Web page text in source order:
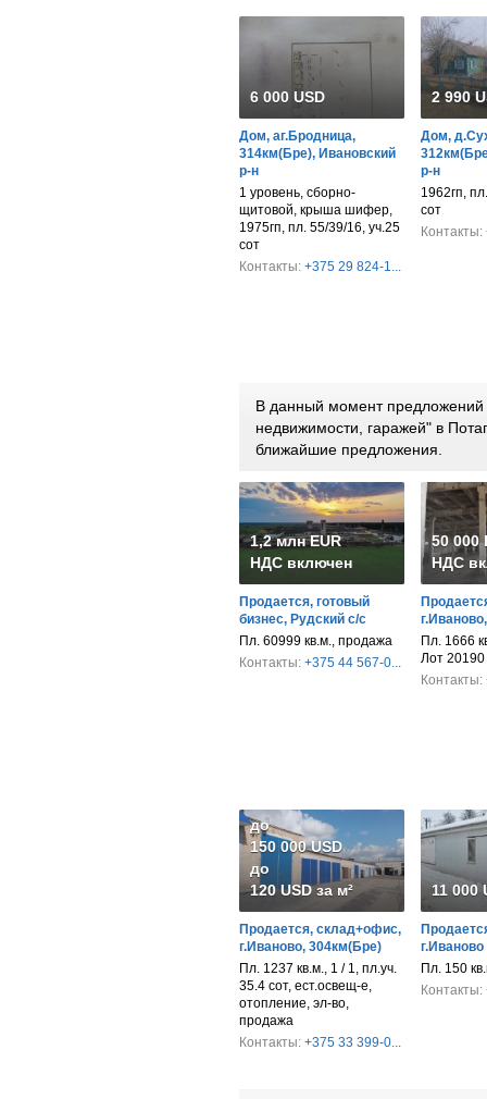
6 000 USD
Дом, аг.Бродница,
314км(Бре), Ивановский
р-н
1 уровень, сборно-
щитовой, крыша шифер,
1975гп, пл. 55/39/16, уч.25
сот
Контакты: +375 29 824-1...
2 990
Дом,
р-н
1962гп,
сот
Контакты:
В данный момент
недвижимости, гаражей" в
ближайшие предложения.
1,2 млн EUR
НДС включен
Продается, готовый
бизнес, Рудский с/с
Пл. 60999 кв.м., продажа
Контакты: +375 44 567-0...
50 000
НДС
Пл. 1666
Лот 20190
Контакты:
до
150 000 USD
до
120 USD за м²
Продается, склад+офис,
г.Иваново, 304км(Бре)
Пл. 1237 кв.м., 1 / 1, пл.уч.
35.4 сот, ест.освещ-е,
отопление, эл-во,
продажа
Контакты: +375 33 399-0...
11 000
г.Иваново
Пл. 150
Контакты: